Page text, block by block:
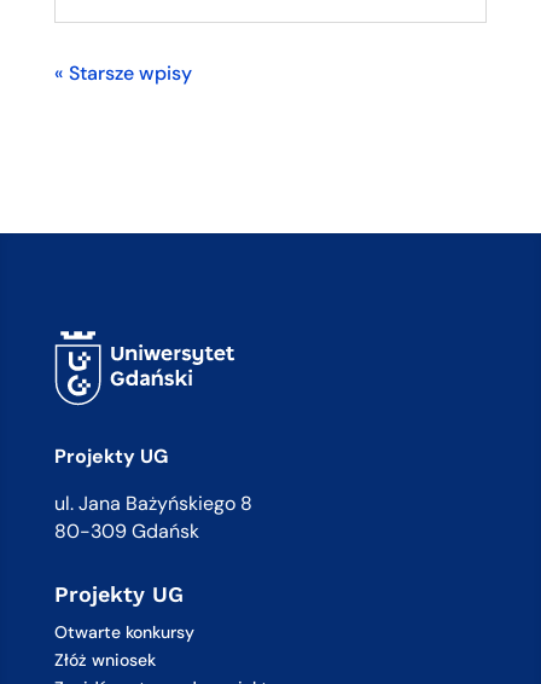
« Starsze wpisy
Projekty UG
ul. Jana Bażyńskiego 8
80-309 Gdańsk
Projekty UG
Otwarte konkursy
Złóż wniosek